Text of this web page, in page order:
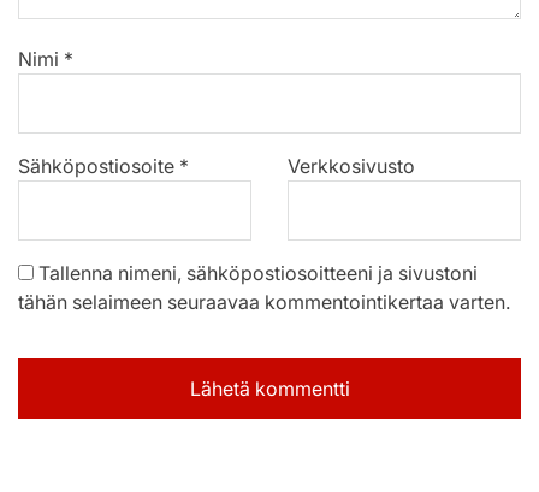
Nimi *
Sähköpostiosoite * Verkkosivusto
Tallenna nimeni, sähköpostiosoitteeni ja sivustoni
tähän selaimeen seuraavaa kommentointikertaa varten.